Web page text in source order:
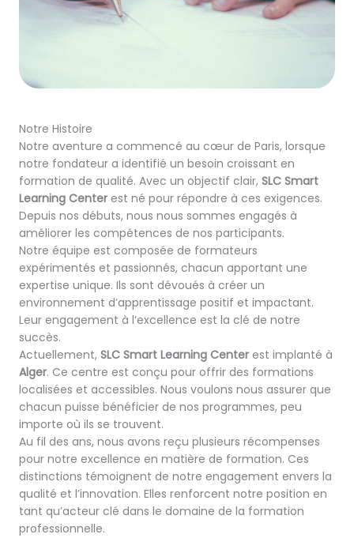
Notre Histoire
Notre aventure a commencé au cœur de Paris, lorsque
notre fondateur a identifié un besoin croissant en
formation de qualité. Avec un objectif clair, SLC Smart
Learning Center est né pour répondre à ces exigences.
Depuis nos débuts, nous nous sommes engagés à
améliorer les compétences de nos participants.
Notre équipe est composée de formateurs
expérimentés et passionnés, chacun apportant une
expertise unique. Ils sont dévoués à créer un
environnement d’apprentissage positif et impactant.
Leur engagement à l’excellence est la clé de notre
succès.
Actuellement, SLC Smart Learning Center est implanté à
Alger. Ce centre est conçu pour offrir des formations
localisées et accessibles. Nous voulons nous assurer que
chacun puisse bénéficier de nos programmes, peu
importe où ils se trouvent.
Au fil des ans, nous avons reçu plusieurs récompenses
pour notre excellence en matière de formation. Ces
distinctions témoignent de notre engagement envers la
qualité et l’innovation. Elles renforcent notre position en
tant qu’acteur clé dans le domaine de la formation
professionnelle.